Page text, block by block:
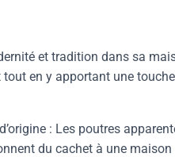
et tradition dans sa
en y apportant une
: Les poutres
du cachet à une